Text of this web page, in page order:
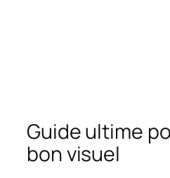
Guide ultime
bon visuel